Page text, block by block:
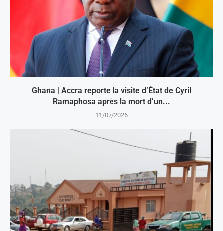
Ghana | Accra reporte la visite d’État de Cyril
Ramaphosa après la mort d’un...
11/07/2026